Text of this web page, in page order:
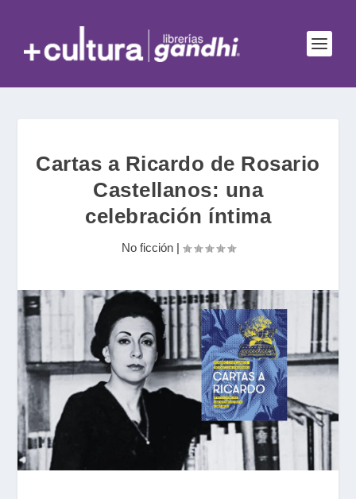
Cartas a Ricardo de Rosario
Castellanos: una
celebración íntima
No ficción|